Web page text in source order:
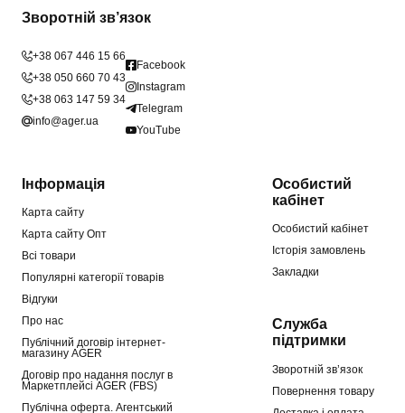
Зворотній зв’язок
+38 067 446 15 66
+38 050 660 70 43
+38 063 147 59 34
info@ager.ua
Facebook
Instagram
Telegram
YouTube
Інформація
Карта сайту
Карта сайту Опт
Всі товари
Популярні категорії товарів
Відгуки
Про нас
Публічний договір інтернет-
магазину AGER
Договір про надання послуг в
Маркетплейсі AGER (FBS)
Публічна оферта. Агентський
Особистий
кабінет
Особистий кабінет
Історія замовлень
Закладки
Служба
підтримки
Зворотній зв’язок
Повернення товару